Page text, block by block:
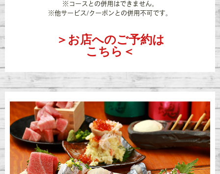
※コースとの併用はできません。
※他サービス/クーポンとの併用不可です。
＞お店へのご予約は
こちら＜